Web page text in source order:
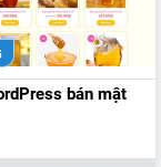
bán mật